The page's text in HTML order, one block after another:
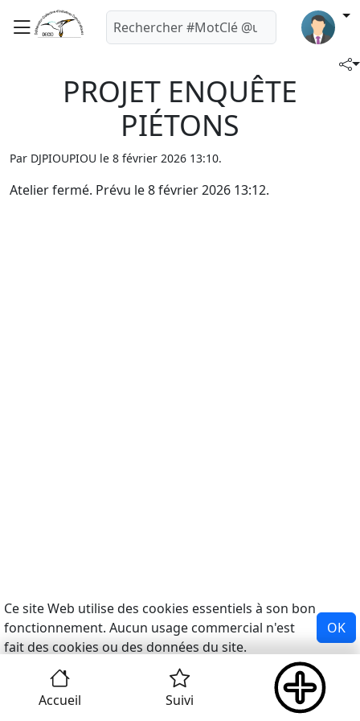
PROJET ENQUÊTE
PIÉTONS
Par DJPIOUPIOU le 8 février 2026 13:10.
Atelier fermé. Prévu le 8 février 2026 13:12.
Accueil Suivi
Ce site Web utilise des cookies essentiels à son bon
fonctionnement. Aucun usage commercial n'est
fait des cookies ou des données du site.
OK